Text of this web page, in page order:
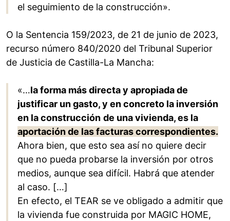
el seguimiento de la construcción».
O la Sentencia 159/2023, de 21 de junio de 2023,
recurso número 840/2020 del Tribunal Superior
de Justicia de Castilla-La Mancha:
«…la forma más directa y apropiada de
justificar un gasto, y en concreto la inversión
en la construcción de una vivienda, es la
aportación de las facturas correspondientes.
Ahora bien, que esto sea así no quiere decir
que no pueda probarse la inversión por otros
medios, aunque sea difícil. Habrá que atender
al caso. […]
En efecto, el TEAR se ve obligado a admitir que
la vivienda fue construida por MAGIC HOME,